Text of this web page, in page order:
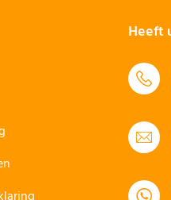
Heeft